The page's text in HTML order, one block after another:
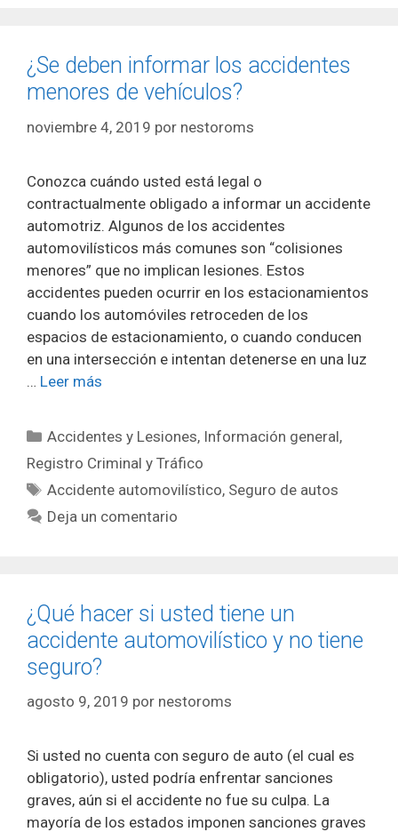
¿Se deben informar los accidentes
menores de vehículos?
noviembre 4, 2019 por nestoroms
Conozca cuándo usted está legal o
contractualmente obligado a informar un accidente
automotriz. Algunos de los accidentes
automovilísticos más comunes son “colisiones
menores” que no implican lesiones. Estos
accidentes pueden ocurrir en los estacionamientos
cuando los automóviles retroceden de los
espacios de estacionamiento, o cuando conducen
en una intersección e intentan detenerse en una luz
… Leer más
Categorías
Accidentes y Lesiones, Información general,
Registro Criminal y Tráfico
Etiquetas
Accidente automovilístico, Seguro de autos
Deja un comentario
¿Qué hacer si usted tiene un
accidente automovilístico y no tiene
seguro?
agosto 9, 2019 por nestoroms
Si usted no cuenta con seguro de auto (el cual es
obligatorio), usted podría enfrentar sanciones
graves, aún si el accidente no fue su culpa. La
mayoría de los estados imponen sanciones graves